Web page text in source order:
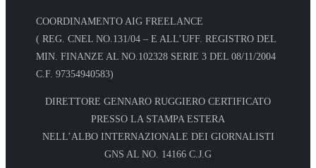
COORDINAMENTO AIG FREELANCE
( REG. CNEL NO.131/04 – E ALL’UFF. REGISTRO DEL
MIN. FINANZE AL NO.102328 SERIE 3 DEL 08/11/2004
C.F. 97354940583)
DIRETTORE GENNARO RUGGIERO CERTIFICATO
PRESSO LA STAMPA ESTERA
NELL’ALBO INTERNAZIONALE DEI GIORNALISTI
GNS AL NO. 14166 C.J.G